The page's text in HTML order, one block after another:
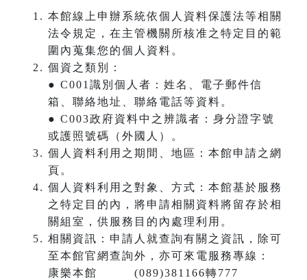
本館線上申辦系統依個人資料保護法等相關
法令規定，在主管機關所核准之特定目的範
圍內蒐集您的個人資料。
個資之類別：
● C001識別個人者：姓名、電子郵件信
箱、聯絡地址、聯絡電話等資料。
● C003政府資料中之辨識者：身分證字號
或護照號碼（外國人）。
個人資料利用之期間、地區：本館申請之網
頁。
個人資料利用之對象、方式：本館基於服務
之特定目的內，將申請相關資料將留存於相
關組室，供服務目的內處理利用。
相關資訊：申請人就查詢有關之資訊，除可
至本館官網查詢外，亦可來電服務專線：
康樂本館 (089)381166轉777